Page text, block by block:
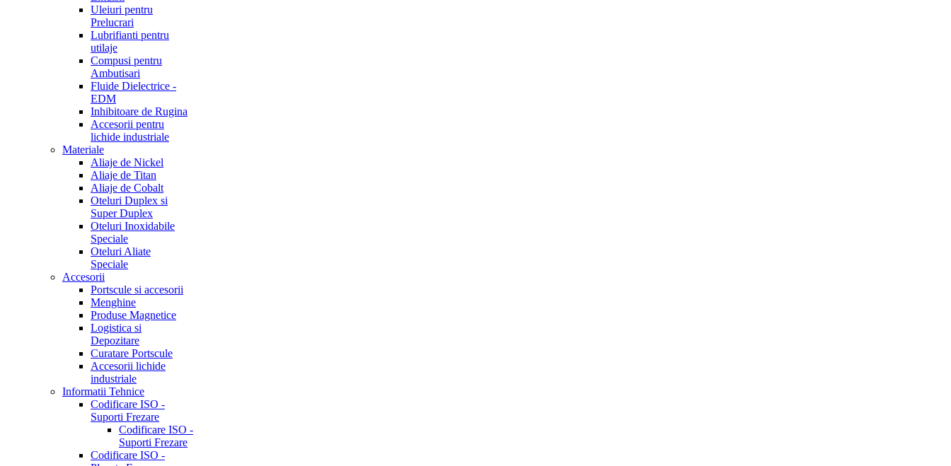
Uleiuri pentru
Prelucrari
Lubrifianti pentru
utilaje
Compusi pentru
Ambutisari
Fluide Dielectrice -
EDM
Inhibitoare de Rugina
Accesorii pentru
lichide industriale
Materiale
Aliaje de Nickel
Aliaje de Titan
Aliaje de Cobalt
Oteluri Duplex si
Super Duplex
Oteluri Inoxidabile
Speciale
Oteluri Aliate
Speciale
Accesorii
Portscule si accesorii
Menghine
Produse Magnetice
Logistica si
Depozitare
Curatare Portscule
Accesorii lichide
industriale
Informatii Tehnice
Codificare ISO -
Suporti Frezare
Codificare ISO -
Suporti Frezare
Codificare ISO -